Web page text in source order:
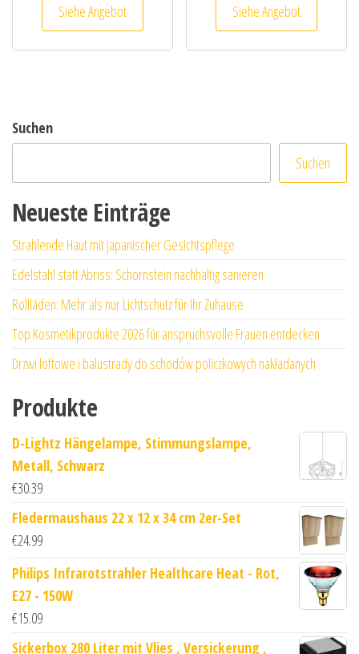
Siehe Angebot Siehe Angebot
Suchen
Suchen
Neueste Einträge
Strahlende Haut mit japanischer Gesichtspflege
Edelstahl statt Abriss: Schornstein nachhaltig sanieren
Rollläden: Mehr als nur Lichtschutz für Ihr Zuhause
Top Kosmetikprodukte 2026 für anspruchsvolle Frauen entdecken
Drzwi loftowe i balustrady do schodów policzkowych nakładanych
Produkte
D-Lightz Hängelampe, Stimmungslampe,
Metall, Schwarz
€30.39
Fledermaushaus 22 x 12 x 34 cm 2er-Set
€24.99
Philips Infrarotstrahler Healthcare Heat - Rot,
E27 - 150W
€15.09
Sickerbox 280 Liter mit Vlies , Versickerung ,